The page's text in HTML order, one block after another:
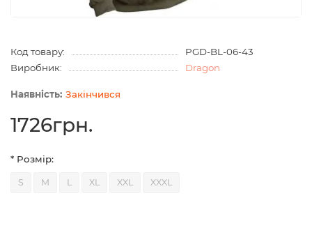
Код товару:
PGD-BL-06-43
Виробник:
Dragon
Закінчився
1726грн.
* Розмір:
S M L XL XXL XXXL